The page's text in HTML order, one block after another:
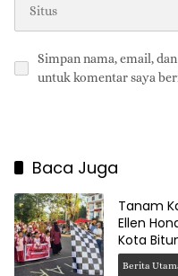
Simpan nama, email,
untuk komentar saya
Baca Juga
Tanam
Ellen
Kota
Berita